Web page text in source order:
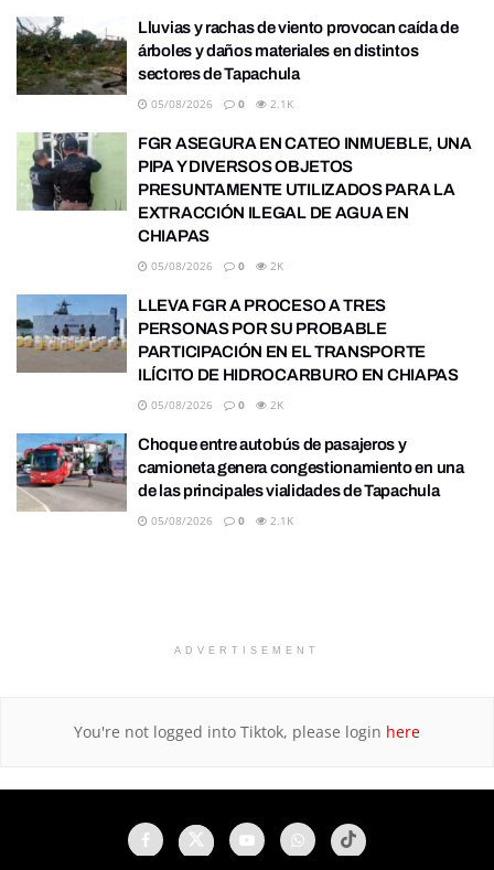
Lluvias y rachas de viento provocan caída de
árboles y daños materiales en distintos
sectores de Tapachula
05/08/2026 0 2.1K
FGR ASEGURA EN CATEO INMUEBLE, UNA
PIPA Y DIVERSOS OBJETOS
PRESUNTAMENTE UTILIZADOS PARA LA
EXTRACCIÓN ILEGAL DE AGUA EN
CHIAPAS
05/08/2026 0 2K
LLEVA FGR A PROCESO A TRES
PERSONAS POR SU PROBABLE
PARTICIPACIÓN EN EL TRANSPORTE
ILÍCITO DE HIDROCARBURO EN CHIAPAS
05/08/2026 0 2K
Choque entre autobús de pasajeros y
camioneta genera congestionamiento en una
de las principales vialidades de Tapachula
05/08/2026 0 2.1K
ADVERTISEMENT
You're not logged into Tiktok, please login here